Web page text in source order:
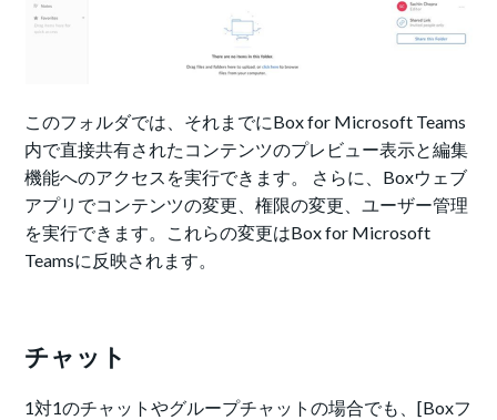
このフォルダでは、それまでにBox for Microsoft Teams
内で直接共有されたコンテンツのプレビュー表示と編集
機能へのアクセスを実行できます。 さらに、Boxウェブ
アプリでコンテンツの変更、権限の変更、ユーザー管理
を実行できます。これらの変更はBox for Microsoft
Teamsに反映されます。
チャット
1対1のチャットやグループチャットの場合でも、[Boxフ